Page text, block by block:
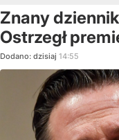
Znany
Ostrzegł
Dodano: dzisiaj 14:55